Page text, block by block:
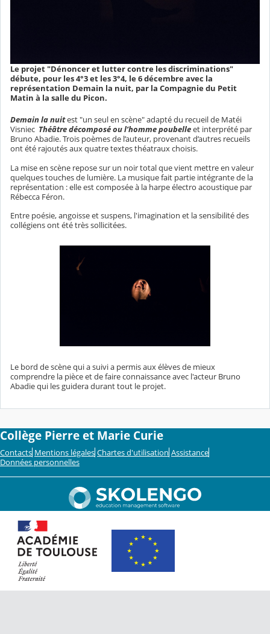
Le projet "Dénoncer et lutter contre les discriminations"
débute, pour les 4°3 et les 3°4, le 6 décembre avec la
représentation Demain la nuit, par la Compagnie du Petit
Matin à la salle du Picon.
Demain la nuitest "un seul en scène" adapté du recueil de Matéi
Visniec Théâtre décomposé ou l’homme poubelleet interprété par
Bruno Abadie. Trois poèmes de l’auteur, provenant d’autres recueils
ont été rajoutés aux quatre textes théatraux choisis.
La mise en scène repose sur un noir total que vient mettre en valeur
quelques touches de lumière. La musique fait partie intégrante de la
représentation : elle est composée à la harpe électro acoustique par
Rébecca Féron.
Entre poésie, angoisse et suspens, l'imagination et la sensibilité des
collégiens ont été très sollicitées.
Le bord de scène qui a suivi a permis aux élèves de mieux
comprendre la pièce et de faire connaissance avec l'acteur Bruno
Abadie qui les guidera durant tout le projet.
Collège Pierre et Marie Curie
Contacts Mentions légales Chartes d'utilisation Assistance
Données personnelles